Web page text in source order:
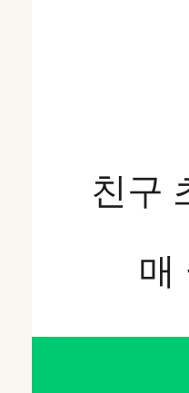
친구
매